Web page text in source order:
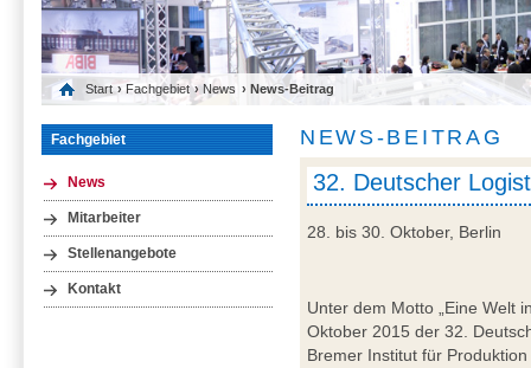
Start › Fachgebiet › News › News-Beitrag
Fachgebiet
News
Mitarbeiter
Stellenangebote
Kontakt
NEWS-BEITRAG
32. Deutscher
28. bis 30. Oktober, Berlin
Unter dem Motto „Eine Welt
Oktober 2015 der 32.
Bremer Institut für